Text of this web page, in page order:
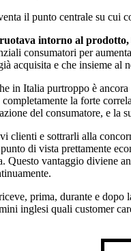
il punto centrale su cui
intorno al
consumatori per
acquisita e che insieme
in Italia purtroppo è
completamente la forte
del consumatore, e la
clienti e sottrarli alla
di vista prettamente
Questo vantaggio diviene
prima, durante e
inglesi quali customer